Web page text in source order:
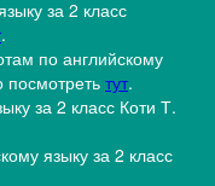
за 2 класс
.
по английскому
посмотреть тут.
за 2 класс Коти Т.
языку за 2 класс